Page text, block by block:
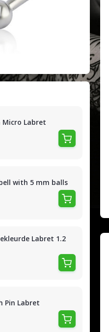
Labret
with 5 mm balls
Labret 1.2
Pin Labret